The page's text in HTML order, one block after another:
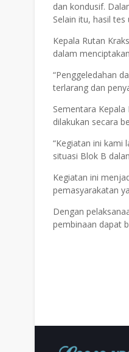
dan kondusif.
Selain itu, hasil
Kepala Rutan
dalam
“Penggeledahan
terlarang dan
Sementara
dilakukan secara
“Kegiatan ini kami
situasi Blok B
Kegiatan ini
pemasyarakatan
Dengan
pembinaan dapat